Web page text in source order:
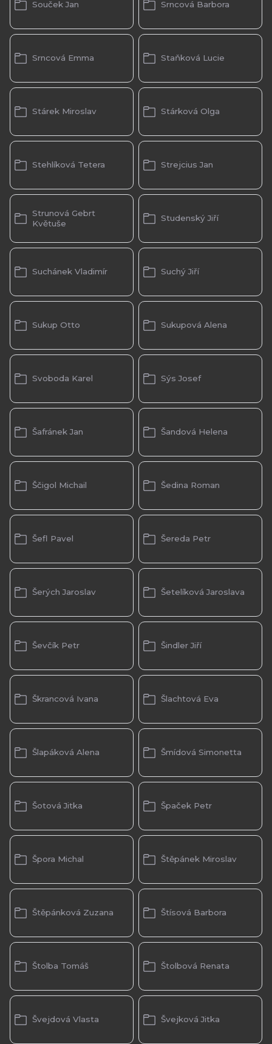
Souček Jan Srncová Barbora
Srncová Emma Staňková Lucie
Stárek Miroslav Stárková Olga
Stehlíková Tetera Strejcius Jan
Strunová Gebrt
Květuše
Studenský Jiří
Suchánek Vladimír Suchý Jiří
Sukup Otto Sukupová Alena
Svoboda Karel Sýs Josef
Šafránek Jan Šandová Helena
Ščigol Michail Šedina Roman
Šefl Pavel Šereda Petr
Šerých Jaroslav Šetelíková Jaroslava
Ševčík Petr Šindler Jiří
Škrancová Ivana Šlachtová Eva
Šlapáková Alena Šmídová Simonetta
Šotová Jitka Špaček Petr
Špora Michal Štěpánek Miroslav
Štěpánková Zuzana Štísová Barbora
Štolba Tomáš Štolbová Renata
Švejdová Vlasta Švejková Jitka